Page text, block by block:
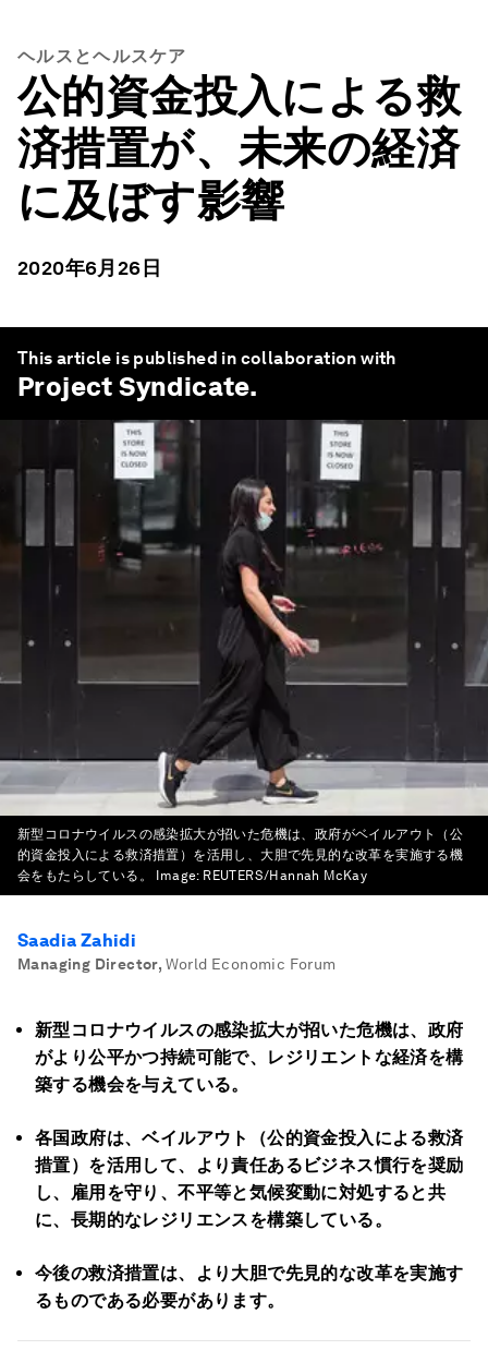
ヘルスとヘルスケア
公的資金投入による救
済措置が、未来の経済
に及ぼす影響
2020年6月26日
This article is published in collaboration with
Project Syndicate.
新型コロナウイルスの感染拡大が招いた危機は、政府がベイルアウト（公
的資金投入による救済措置）を活用し、大胆で先見的な改革を実施する機
会をもたらしている。
Image: REUTERS/Hannah McKay
Saadia Zahidi
Managing Director, World Economic Forum
新型コロナウイルスの感染拡大が招いた危機は、政府
がより公平かつ持続可能で、レジリエントな経済を構
築する機会を与えている。
各国政府は、ベイルアウト（公的資金投入による救済
措置）を活用して、より責任あるビジネス慣行を奨励
し、雇用を守り、不平等と気候変動に対処すると共
に、長期的なレジリエンスを構築している。
今後の救済措置は、より大胆で先見的な改革を実施す
るものである必要があります。